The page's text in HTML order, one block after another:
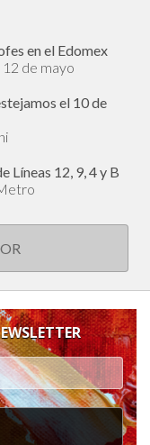
en el Edomex
de mayo
el 10 de
Líneas 12, 9, 4 y B